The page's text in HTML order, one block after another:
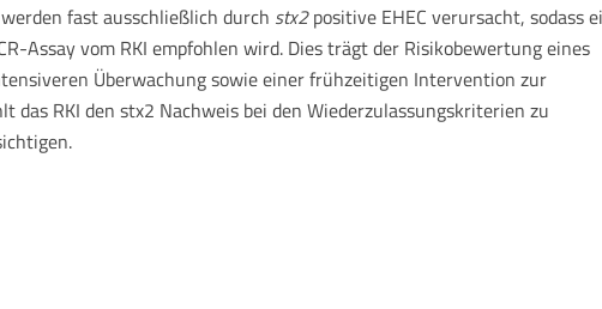
fast ausschließlich durch stx2positive EHEC verursacht, sodass
Assay vom RKI empfohlen wird. Dies trägt der Risikobewertung eines
Überwachung sowie einer frühzeitigen Intervention zur
das RKI den stx2 Nachweis bei den Wiederzulassungskriterien zu